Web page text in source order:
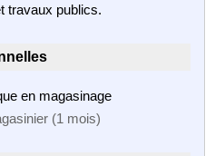
travaux publics.
en magasinage
(1 mois)